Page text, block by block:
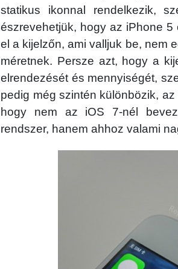
statikus ikonnal rendelkezik,
észrevehetjük, hogy az iPhone
el a kijelzőn, ami valljuk be, nem
méretnek. Persze azt, hogy a
elrendezését és mennyiségét,
pedig még szintén különbözik,
hogy nem az iOS 7-nél
rendszer, hanem ahhoz valami